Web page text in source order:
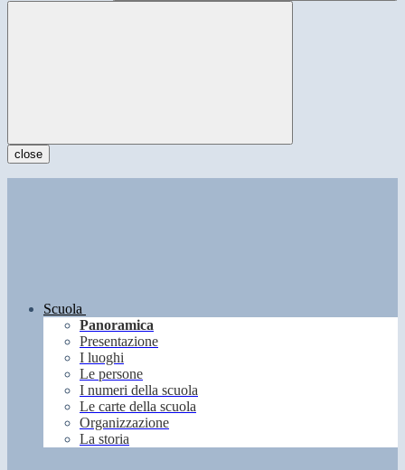
close
Scuola
Panoramica
Presentazione
I luoghi
Le persone
I numeri della scuola
Le carte della scuola
Organizzazione
La storia